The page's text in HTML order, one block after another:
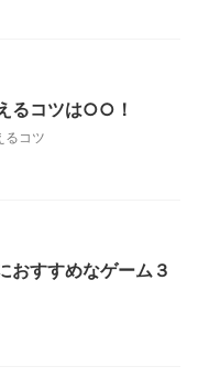
るコツは○○！
るコツ
おすすめなゲーム３